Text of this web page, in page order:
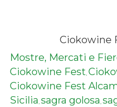
Ciokowine
Mostre, Mercati e
Ciokowine Fest,
Ciokowine Fest
Sicilia, sagra golosa,